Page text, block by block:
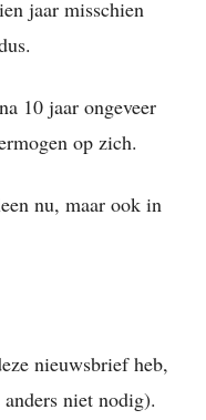
jaar misschien
10 jaar ongeveer
op zich.
nu, maar ook in
nieuwsbrief heb,
niet nodig).